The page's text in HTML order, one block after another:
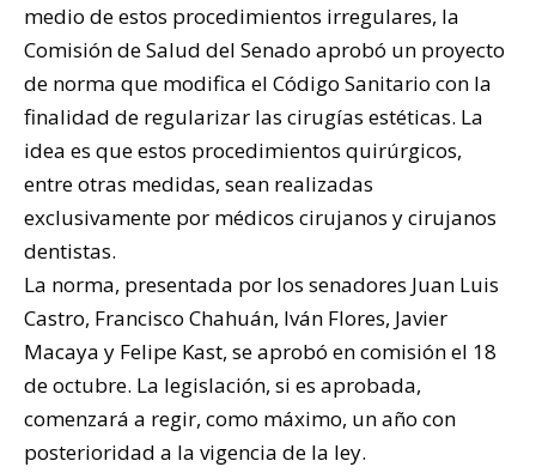
medio de estos procedimientos irregulares, la
Comisión de Salud del Senado aprobó un proyecto
de norma que modifica el Código Sanitario con la
finalidad de regularizar las cirugías estéticas. La
idea es que estos procedimientos quirúrgicos,
entre otras medidas, sean realizadas
exclusivamente por médicos cirujanos y cirujanos
dentistas.
La norma, presentada por los senadores Juan Luis
Castro, Francisco Chahuán, Iván Flores, Javier
Macaya y Felipe Kast, se aprobó en comisión el 18
de octubre. La legislación, si es aprobada,
comenzará a regir, como máximo, un año con
posterioridad a la vigencia de la ley.